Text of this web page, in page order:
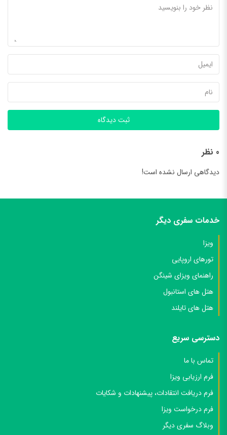
ثبت دیدگاه
0 نظر
دیدگاهی ارسال نشده است!
خدمات سفری دیگر
ویزا
تورهای اروپایی
راهنمای ویزای شینگن
هتل های استانبول
هتل های تایلند
دسترسی سریع
تماس با ما
فرم ارزیابی ویزا
فرم دریافت انتقادات، پیشنهادات و شکایات
فرم درخواست ویزا
وبلاگ سفری دیگر